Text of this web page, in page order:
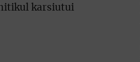
karsiutui